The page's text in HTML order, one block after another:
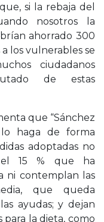
si la rebaja del
nosotros la
ahorrado 300
los vulnerables se
ciudadanos
de estas
que “Sánchez
haga de forma
adoptadas no
15 % que ha
ni contemplan las
que queda
ayudas; y dejan
la dieta, como